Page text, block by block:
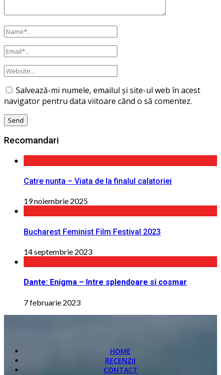
Salvează-mi numele, emailul și site-ul web în acest
navigator pentru data viitoare când o să comentez.
Recomandari
Catre nunta – Viata de la finalul calatoriei
19 noiembrie 2025
Bucharest Feminist Film Festival 2023
14 septembrie 2023
Dante: Enigma – Intre splendoare si cosmar
7 februarie 2023
HOME
RECENZII
CONTACT